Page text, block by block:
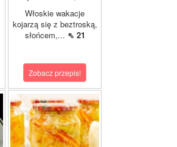
Włoskie wakacje
kojarzą się z beztroską,
słońcem,... ⇖ 21
Zobacz przepis!